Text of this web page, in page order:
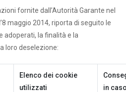
fornite dall’Autorità Garante nel
maggio 2014, riporta di seguito le
adoperati, la finalità e la
loro deselezione:
Elenco dei cookie
utilizzati
in